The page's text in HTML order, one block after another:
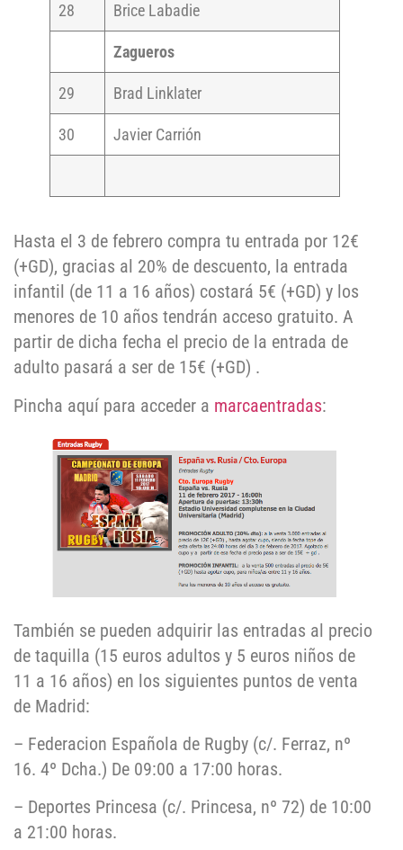
28 Brice Labadie
Zagueros
29 Brad Linklater
30 Javier Carrión
Hasta el 3 de febrero compra tu entrada por 12€
(+GD), gracias al 20% de descuento, la entrada
infantil (de 11 a 16 años) costará 5€ (+GD) y los
menores de 10 años tendrán acceso gratuito. A
partir de dicha fecha el precio de la entrada de
adulto pasará a ser de 15€ (+GD) .
Pincha aquí para acceder a marcaentradas:
También se pueden adquirir las entradas al precio
de taquilla (15 euros adultos y 5 euros niños de
11 a 16 años) en los siguientes puntos de venta
de Madrid:
– Federacion Española de Rugby (c/. Ferraz, nº
16. 4º Dcha.) De 09:00 a 17:00 horas.
– Deportes Princesa (c/. Princesa, nº 72) de 10:00
a 21:00 horas.